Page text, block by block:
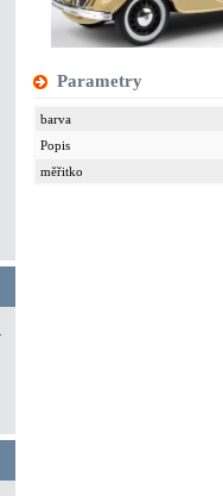
Parametry
barva
Popis
měřitko